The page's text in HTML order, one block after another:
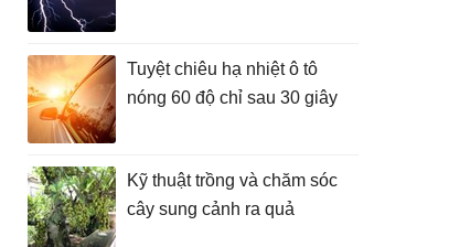
Tuyệt chiêu hạ nhiệt ô tô
nóng 60 độ chỉ sau 30 giây
Kỹ thuật trồng và chăm sóc
cây sung cảnh ra quả